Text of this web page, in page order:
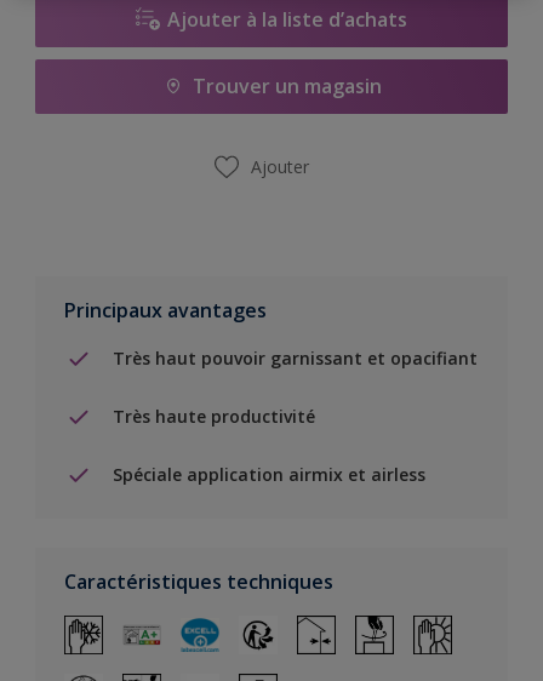
Ajouter à la liste d’achats
Trouver un magasin
Ajouter
Principaux avantages
Très haut pouvoir garnissant et opacifiant
Très haute productivité
Spéciale application airmix et airless
Caractéristiques techniques